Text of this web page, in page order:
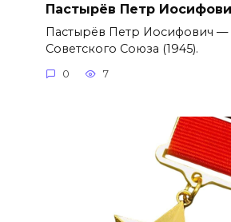
Пастырёв Петр
Пастырёв Петр Иосифович —
Советского Союза (1945).
0 7